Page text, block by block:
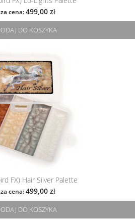
cena: 499,00 zł
DO KOSZYKA
FX) Hair Silver Palette
cena: 499,00 zł
DO KOSZYKA